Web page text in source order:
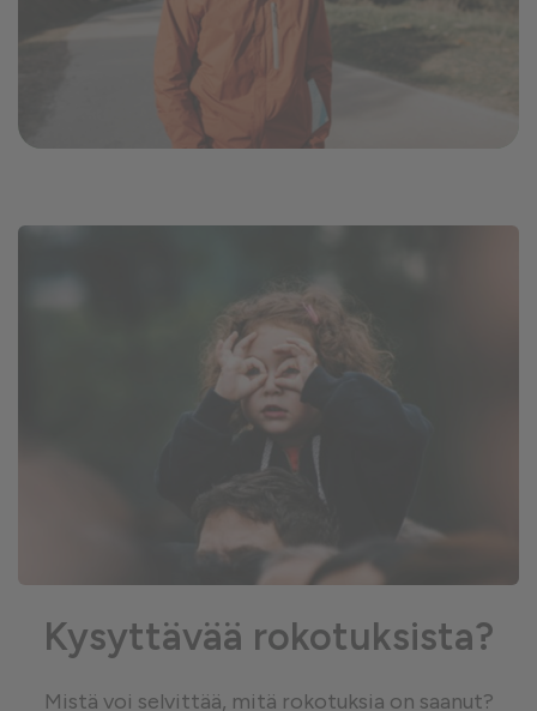
Kysyttävää rokotuksista?
Mistä voi selvittää, mitä rokotuksia on saanut?